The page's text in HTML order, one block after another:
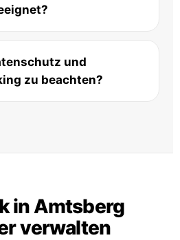
und
zu beachten?
in Amtsberg
verwalten